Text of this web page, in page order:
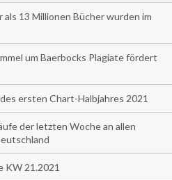
13 Millionen Bücher wurden im
um Baerbocks Plagiate fördert
ersten Chart-Halbjahres 2021
der letzten Woche an allen
KW 21.2021